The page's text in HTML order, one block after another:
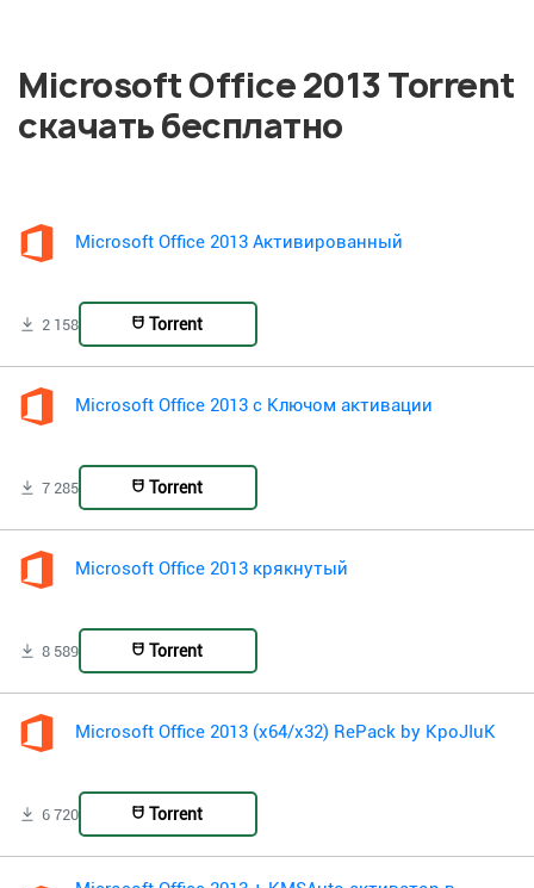
Microsoft Office 2013 Torrent
скачать бесплатно
Microsoft Office 2013 Активированный
2 158 Torrent
Microsoft Office 2013 с Ключом активации
7 285 Torrent
Microsoft Office 2013 крякнутый
8 589 Torrent
Microsoft Office 2013 (x64/x32) RePack by KpoJIuK
6 720 Torrent